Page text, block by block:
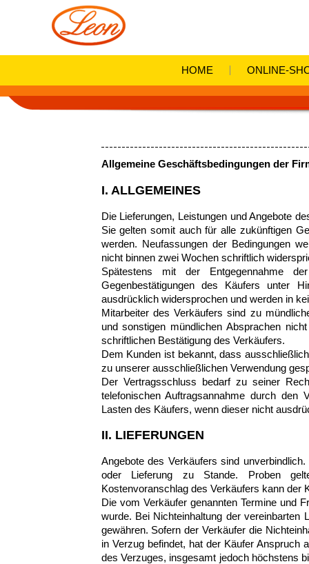
HOME ONLINE-
Allgemeine Geschäftsbedingungen der
I. ALLGEMEINES
Die Lieferungen, Leistungen und Angebote
Sie gelten somit auch für alle zukünftigen
werden. Neufassungen der Bedingungen
nicht binnen zwei Wochen schriftlich
Spätestens mit der Entgegennahme
Gegenbestätigungen des Käufers unter
ausdrücklich widersprochen und werden in
Mitarbeiter des Verkäufers sind zu
und sonstigen mündlichen Absprachen
schriftlichen Bestätigung des Verkäufers.
Dem Kunden ist bekannt, dass
zu unserer ausschließlichen Verwendung
Der Vertragsschluss bedarf zu seiner
telefonischen Auftragsannahme durch den
Lasten des Käufers, wenn dieser nicht
II. LIEFERUNGEN
Angebote des Verkäufers sind
oder Lieferung zu Stande. Proben
Kostenvoranschlag des Verkäufers kann der
Die vom Verkäufer genannten Termine und
wurde. Bei Nichteinhaltung der vereinbarten
gewähren. Sofern der Verkäufer die
in Verzug befindet, hat der Käufer Anspruch
des Verzuges, insgesamt jedoch höchstens